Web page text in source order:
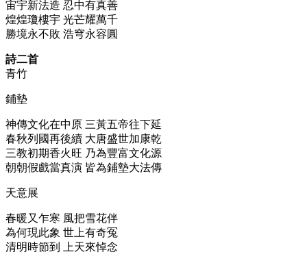
宙宇新法造 忍中有真善
煌煌瓊樓宇 光芒耀萬千
勝境永不敗 浩穹永容圓
詩二首
青竹
鋪墊
神傳文化在中原 三黃五帝往下延
春秋列國再後續 大唐盛世加康乾
三教初期香火旺 乃為豐富文化源
朝朝假戲當真演 皆為鋪墊大法傳
天意展
春暖又乍寒 風把雪花伴
為何現此象 世上有奇冤
清明時節到 上天來悼念